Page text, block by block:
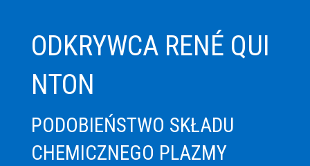
ODKRYWCA RENÉ QUI
NTON
PODOBIEŃSTWO SKŁADU
CHEMICZNEGO PLAZMY